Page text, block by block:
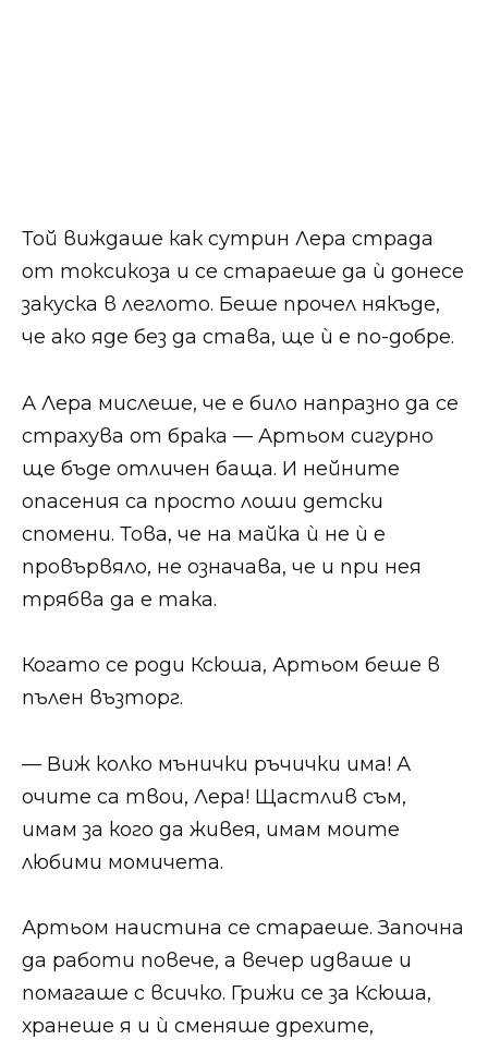
Той виждаше как сутрин Лера страда
от токсикоза и се стараеше да ѝ донесе
закуска в леглото. Беше прочел някъде,
че ако яде без да става, ще ѝ е по-добре.
А Лера мислеше, че е било напразно да се
страхува от брака — Артьом сигурно
ще бъде отличен баща. И нейните
опасения са просто лоши детски
спомени. Това, че на майка ѝ не ѝ е
провървяло, не означава, че и при нея
трябва да е така.
Когато се роди Ксюша, Артьом беше в
пълен възторг.
— Виж колко мънички ръчички има! А
очите са твои, Лера! Щастлив съм,
имам за кого да живея, имам моите
любими момичета.
Артьом наистина се стараеше. Започна
да работи повече, а вечер идваше и
помагаше с всичко. Грижи се за Ксюша,
хранеше я и ѝ сменяше дрехите,